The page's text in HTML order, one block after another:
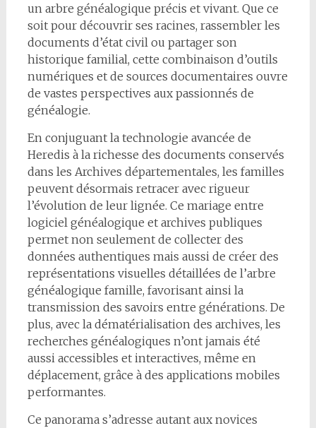
un arbre généalogique précis et vivant. Que ce
soit pour découvrir ses racines, rassembler les
documents d’état civil ou partager son
historique familial, cette combinaison d’outils
numériques et de sources documentaires ouvre
de vastes perspectives aux passionnés de
généalogie.
En conjuguant la technologie avancée de
Heredis à la richesse des documents conservés
dans les Archives départementales, les familles
peuvent désormais retracer avec rigueur
l’évolution de leur lignée. Ce mariage entre
logiciel généalogique et archives publiques
permet non seulement de collecter des
données authentiques mais aussi de créer des
représentations visuelles détaillées de l’arbre
généalogique famille, favorisant ainsi la
transmission des savoirs entre générations. De
plus, avec la dématérialisation des archives, les
recherches généalogiques n’ont jamais été
aussi accessibles et interactives, même en
déplacement, grâce à des applications mobiles
performantes.
Ce panorama s’adresse autant aux novices